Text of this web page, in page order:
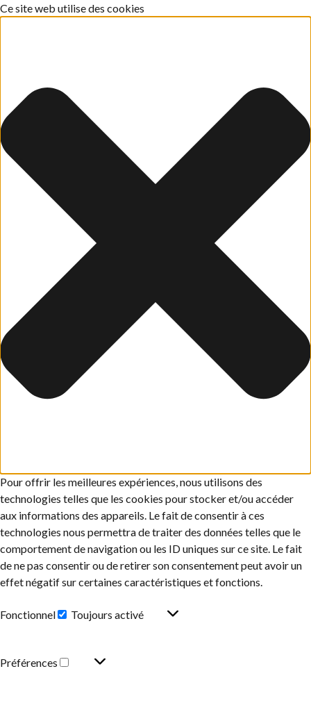
Ce site web utilise des cookies
Pour offrir les meilleures expériences, nous utilisons des
technologies telles que les cookies pour stocker et/ou accéder
aux informations des appareils. Le fait de consentir à ces
technologies nous permettra de traiter des données telles que le
comportement de navigation ou les ID uniques sur ce site. Le fait
de ne pas consentir ou de retirer son consentement peut avoir un
effet négatif sur certaines caractéristiques et fonctions.
Fonctionnel Toujours activé
Préférences